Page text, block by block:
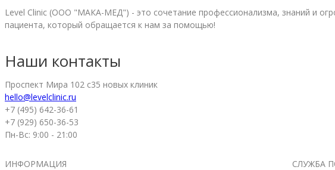
Level Clinic (ООО "МАКА-МЕД") - это сочетание профессионализма, знаний и
пациента, который обращается к нам за помощью!
Наши контакты
Проспект Мира 102 с35 новых клиник
hello@levelclinic.ru
+7 (495) 642-36-61
+7 (929) 650-36-53
Пн-Вс: 9:00 - 21:00
ИНФОРМАЦИЯ
СЛУЖБА